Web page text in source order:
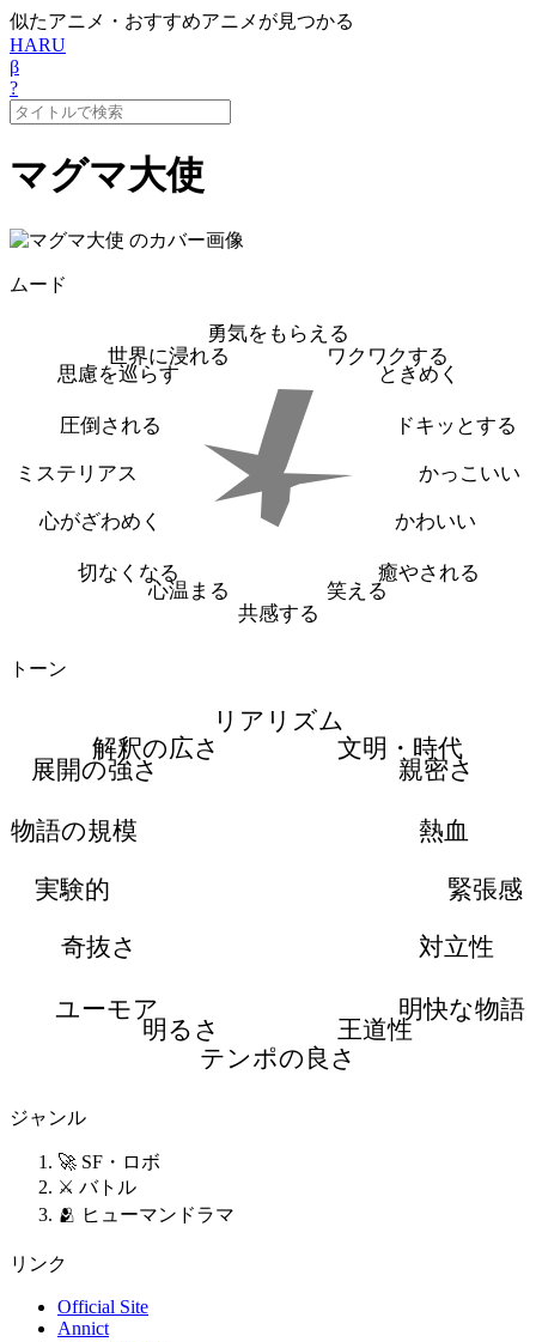
似たアニメ・おすすめアニメが見つかる
HARU
β
?
マグマ大使
ムード
勇気をもらえる
ワクワクする
ときめく
ドキッとする
かっこいい
かわいい
癒やされる
笑える
共感する
心温まる
切なくなる
心がざわめく
ミステリアス
圧倒される
思慮を巡らす
世界に浸れる
トーン
リアリズム
文明・時代
親密さ
熱血
緊張感
対立性
明快な物語
王道性
テンポの良さ
明るさ
ユーモア
奇抜さ
実験的
物語の規模
展開の強さ
解釈の広さ
ジャンル
🚀 SF・ロボ
⚔️ バトル
🫂 ヒューマンドラマ
リンク
Official Site
Annict